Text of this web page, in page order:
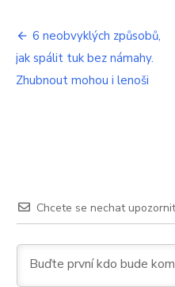
ucpalo
Navigace
pro
příspěvek
6 neobvyklých způsobů,
jak spálit tuk bez námahy.
Zhubnout mohou i lenoši
Chcete se nechat